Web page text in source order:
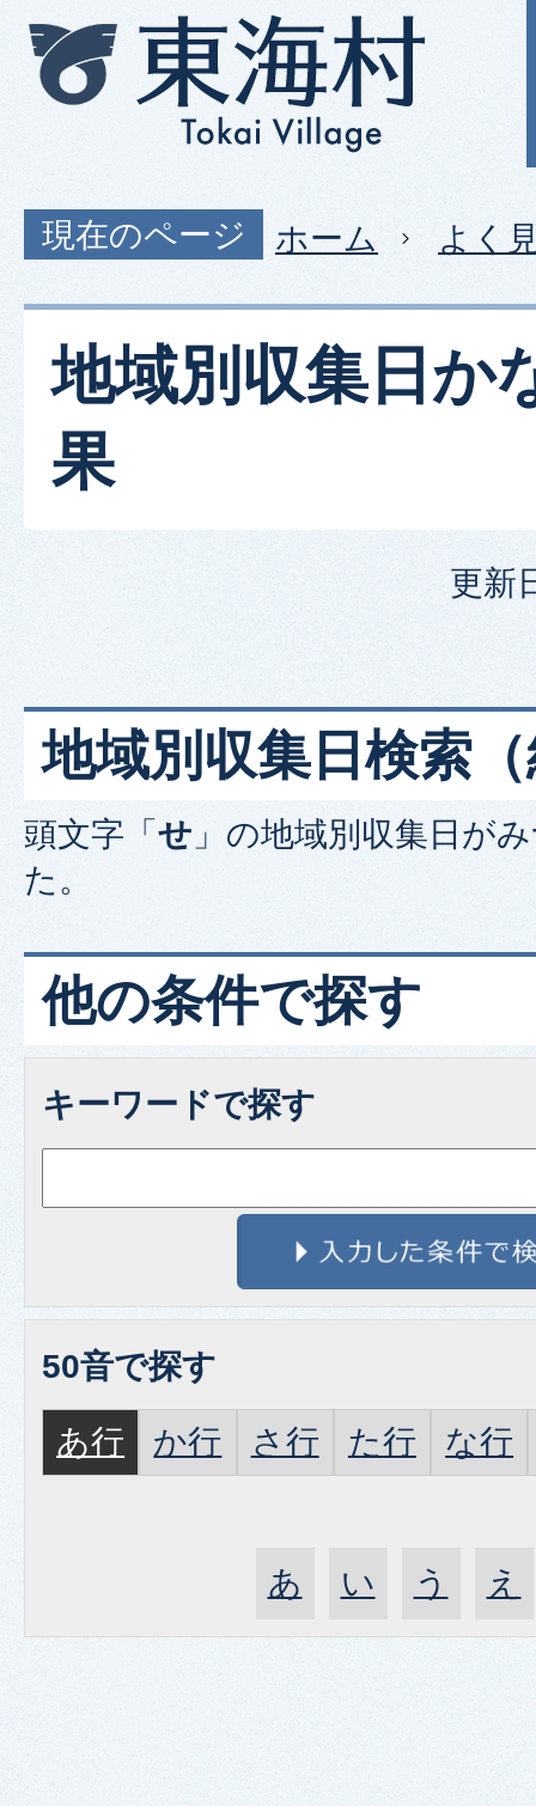
現在のページ ホーム よく
地域別収集日か
果
更新
地域別収集日検索
頭文字「 せ 」の地域別収集日 が
た。
他の条件で探す
キーワードで探す
50音で探す
あ行 か行 さ行 た行 な行
あ い う え